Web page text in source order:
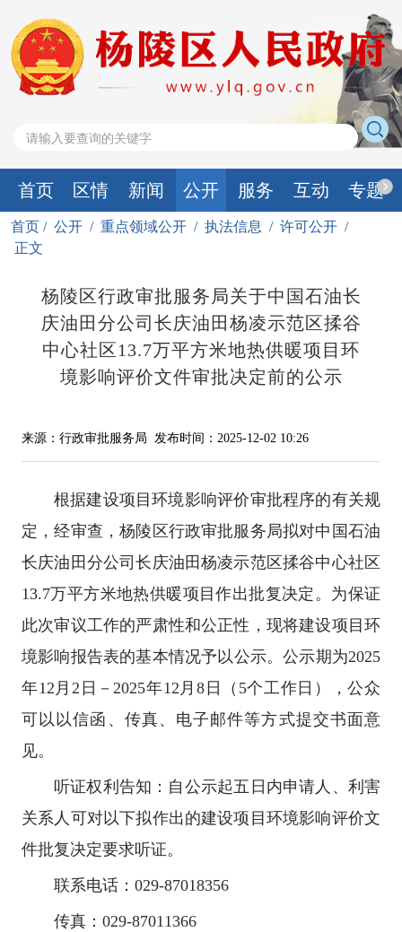
首页 区情 新闻 公开 服务 互动 专题
首页 / 公开 / 重点领域公开 / 执法信息 / 许可公开 /
正文
杨陵区行政审批服务局关于中国石油长
庆油田分公司长庆油田杨凌示范区揉谷
中心社区13.7万平方米地热供暖项目环
境影响评价文件审批决定前的公示
来源：行政审批服务局 发布时间：2025-12-02 10:26
根据建设项目环境影响评价审批程序的有关规
定，经审查，杨陵区行政审批服务局拟对中国石油
长庆油田分公司长庆油田杨凌示范区揉谷中心社区
13.7万平方米地热供暖项目作出批复决定。为保证
此次审议工作的严肃性和公正性，现将建设项目环
境影响报告表的基本情况予以公示。公示期为2025
年12月2日－2025年12月8日（5个工作日），公众
可以以信函、传真、电子邮件等方式提交书面意
见。
听证权利告知：自公示起五日内申请人、利害
关系人可对以下拟作出的建设项目环境影响评价文
件批复决定要求听证。
联系电话：029-87018356
传真：029-87011366